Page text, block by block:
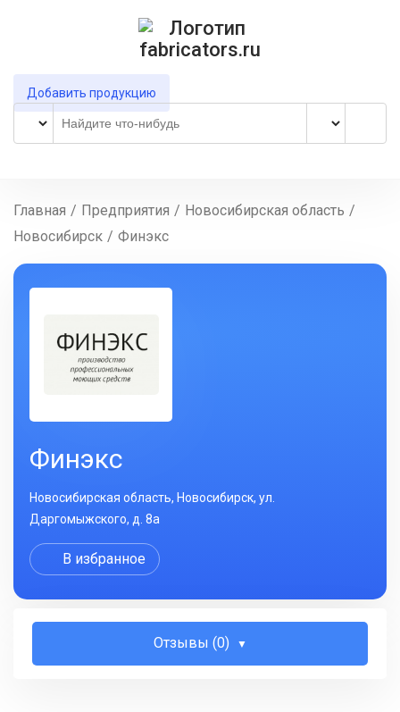
Добавить продукцию
Главная / Предприятия / Новосибирская область /
Новосибирск / Финэкс
Финэкс
Новосибирская область, Новосибирск, ул.
Даргомыжского, д. 8а
В избранное
Отзывы (0)